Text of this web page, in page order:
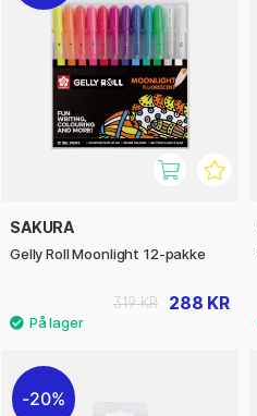
SAKURA
Gelly Roll Moonlight 12-pakke
288 KR
319 KR
20%